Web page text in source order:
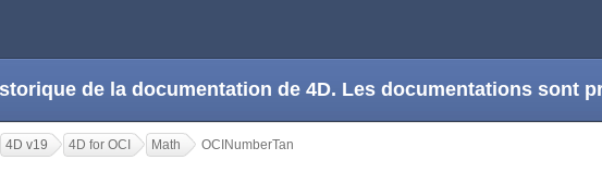
de la documentation de 4D. Les documentations sont
4D v19 4D for OCI Math OCINumberTan